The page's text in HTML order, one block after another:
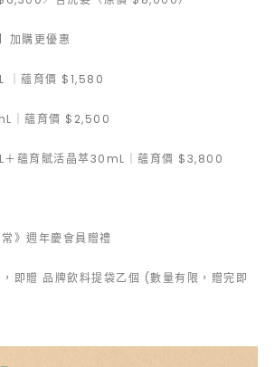
加購更優惠
｜蘊育價 $1,580
｜蘊育價 $2,500
蘊育賦活晶萃30mL｜蘊育價 $3,800
》週年慶會員贈禮
即贈 品牌飲料提袋乙個 (數量有限，贈完即